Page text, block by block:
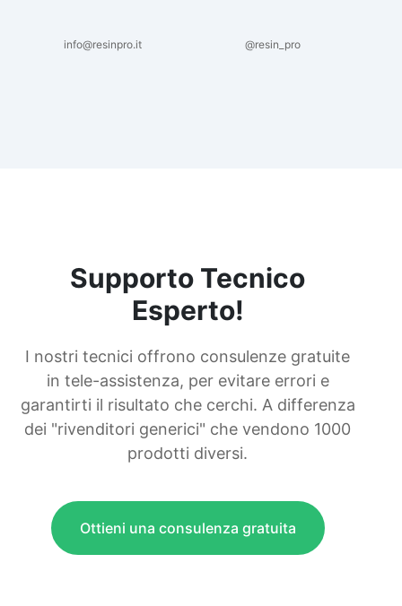
info@resinpro.it @resin_pro
Supporto Tecnico
Esperto!
I nostri tecnici offrono consulenze gratuite
in tele-assistenza, per evitare errori e
garantirti il risultato che cerchi. A differenza
dei "rivenditori generici" che vendono 1000
prodotti diversi.
Ottieni una consulenza gratuita